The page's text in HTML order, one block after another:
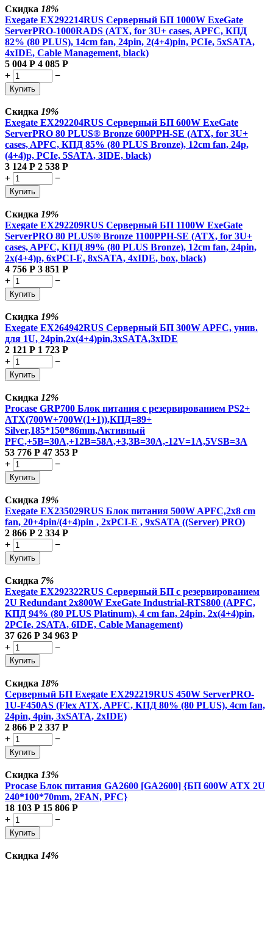
Скидка 18%
Exegate EX292214RUS Серверный БП 1000W ExeGate
ServerPRO-1000RADS (ATX, for 3U+ cases, APFC, КПД
82% (80 PLUS), 14cm fan, 24pin, 2(4+4)pin, PCIe, 5xSATA,
4xIDE, Cable Management, black)
5 004 Р 4 085 Р
+
−
Купить
Скидка 19%
Exegate EX292204RUS Серверный БП 600W ExeGate
ServerPRO 80 PLUS® Bronze 600PPH-SE (ATX, for 3U+
cases, APFC, КПД 85% (80 PLUS Bronze), 12cm fan, 24p,
(4+4)p, PCIe, 5SATA, 3IDE, black)
3 124 Р 2 538 Р
+
−
Купить
Скидка 19%
Exegate EX292209RUS Серверный БП 1100W ExeGate
ServerPRO 80 PLUS® Bronze 1100PPH-SE (ATX, for 3U+
cases, APFC, КПД 89% (80 PLUS Bronze), 12cm fan, 24pin,
2x(4+4)p, 6xPCI-E, 8xSATA, 4xIDE, box, black)
4 756 Р 3 851 Р
+
−
Купить
Скидка 19%
Exegate EX264942RUS Серверный БП 300W APFC, унив.
для 1U, 24pin,2x(4+4)pin,3xSATA,3xIDE
2 121 Р 1 723 Р
+
−
Купить
Скидка 12%
Procase GRP700 Блок питания с резервированием PS2+
ATX(700W+700W(1+1)),КПД=89+
Silver,185*150*86mm,Активный
PFC,+5B=30A,+12B=58A,+3,3B=30A,-12V=1A,5VSB=3A
53 776 Р 47 353 Р
+
−
Купить
Скидка 19%
Exegate EX235029RUS Блок питания 500W APFC,2х8 cm
fan, 20+4pin/(4+4)pin , 2xPCI-E , 9xSATA ((Server) PRO)
2 866 Р 2 334 Р
+
−
Купить
Скидка 7%
Exegate EX292322RUS Серверный БП с резервированием
2U Redundant 2x800W ExeGate Industrial-RTS800 (APFC,
КПД 94% (80 PLUS Platinum), 4 cm fan, 24pin, 2x(4+4)pin,
2PCIe, 2SATA, 6IDE, Cable Management)
37 626 Р 34 963 Р
+
−
Купить
Скидка 18%
Серверный БП Exegate EX292219RUS 450W ServerPRO-
1U-F450AS (Flex ATX, APFC, КПД 80% (80 PLUS), 4cm fan,
24pin, 4pin, 3xSATA, 2xIDE)
2 866 Р 2 337 Р
+
−
Купить
Скидка 13%
Procase Блок питания GA2600 [GA2600] {БП 600W ATX 2U
240*100*70mm, 2FAN, PFC}
18 103 Р 15 806 Р
+
−
Купить
Скидка 14%